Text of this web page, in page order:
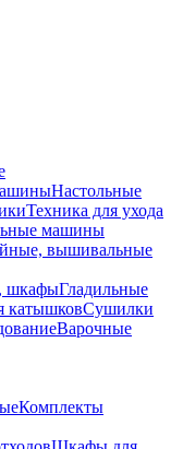
Настольные
Техника для ухода
машины
вышивальные
шкафыГладильные
катышковСушилки
Варочные
Комплекты